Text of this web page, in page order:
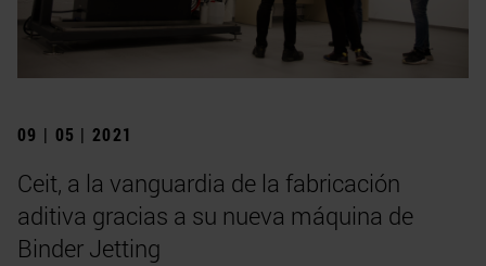
09 | 05 | 2021
Ceit, a la vanguardia de la fabricación
aditiva gracias a su nueva máquina de
Binder Jetting